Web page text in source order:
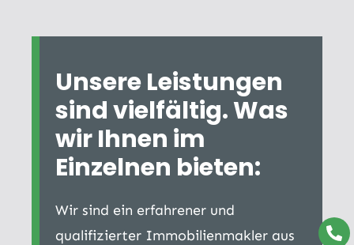
Unsere Leistungen
sind vielfältig. Was
wir Ihnen im
Einzelnen bieten:
Wir sind ein erfahrener und
qualifizierter Immobilienmakler aus